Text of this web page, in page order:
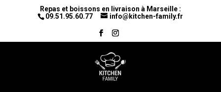
Repas et boissons en livraison à Marseille :
09.51.95.60.77
info@kitchen-family.fr